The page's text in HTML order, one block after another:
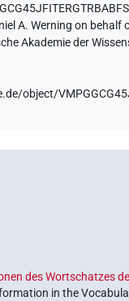
A. Werning on
Akademie der
object/
des Wortschatzes
in the